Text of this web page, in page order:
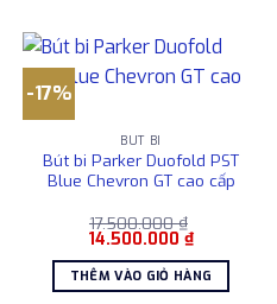
-17%
BÚT BI
Bút bi Parker Duofold PST
Blue Chevron GT cao cấp
17.500.000₫
Giá
là:
17.500.000 ₫.
14.500.000 ₫Giá
hiện
tại
là:
THÊM VÀO GIỎ HÀNG